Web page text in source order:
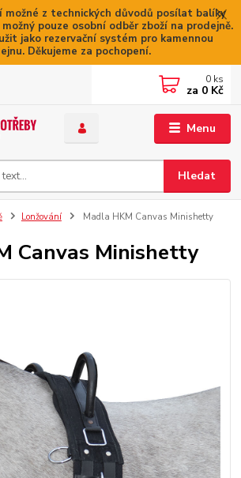
možné z technických důvodů posílat balíky
pouze osobní odběr zboží na prodejně.
jako rezervační systém pro kamennou
Děkujeme za pochopení.
Menu
Hledat
0 ks
za 0 Kč
Lonžování Madla HKM Canvas Minishetty
Canvas Minishetty